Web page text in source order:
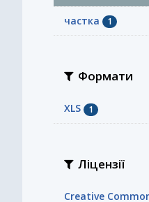
частка 1
Формати
XLS 1
Ліцензії
Creative